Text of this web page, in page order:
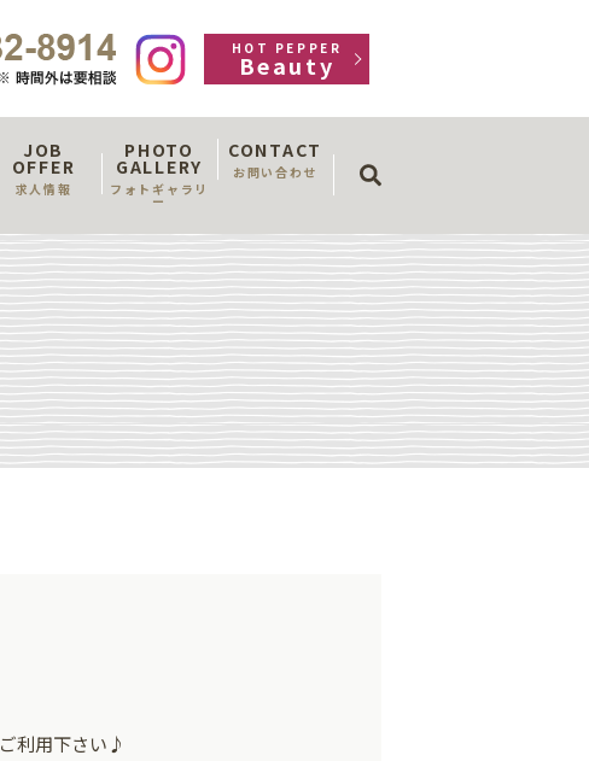
JOB
OFFER
求人情報
PHOTO
GALLERY
フォトギャラリ
ー
CONTACT
お問い合わせ
HOT PEPPER
Beauty
利用下さい♪